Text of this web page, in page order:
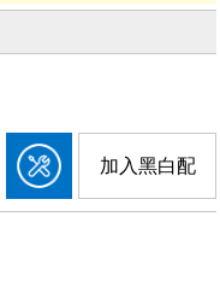
加入黑白配